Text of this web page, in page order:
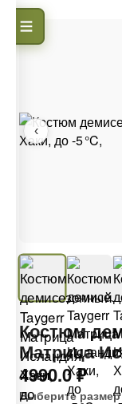
‹
Костюм
Матрица
4990.0 ₽
Выберите размер